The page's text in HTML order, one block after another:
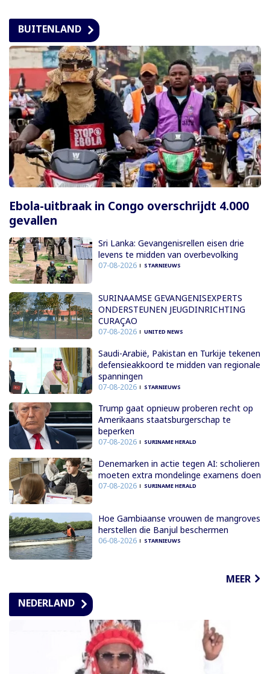
BUITENLAND
Ebola-uitbraak in Congo overschrijdt 4.000
gevallen
Sri Lanka: Gevangenisrellen eisen drie
levens te midden van overbevolking
07-08-2026 STARNIEUWS
SURINAAMSE GEVANGENISEXPERTS
ONDERSTEUNEN JEUGDINRICHTING
CURAÇAO
07-08-2026 UNITED NEWS
Saudi-Arabië, Pakistan en Turkije tekenen
defensieakkoord te midden van regionale
spanningen
07-08-2026 STARNIEUWS
Trump gaat opnieuw proberen recht op
Amerikaans staatsburgerschap te
beperken
07-08-2026 SURINAME HERALD
Denemarken in actie tegen AI: scholieren
moeten extra mondelinge examens doen
07-08-2026 SURINAME HERALD
Hoe Gambiaanse vrouwen de mangroves
herstellen die Banjul beschermen
06-08-2026 STARNIEUWS
MEER
NEDERLAND